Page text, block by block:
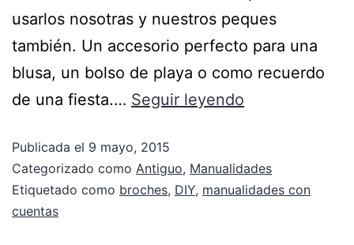
usarlos nosotras y nuestros peques
también. Un accesorio perfecto para una
blusa, un bolso de playa o como recuerdo
de una fiesta.… Seguir leyendo
Publicada el 9 mayo, 2015
Categorizado como Antiguo, Manualidades
Etiquetado como broches, DIY, manualidades con
cuentas